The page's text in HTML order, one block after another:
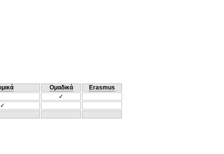
Ομαδικά
Erasmus
✓
✓